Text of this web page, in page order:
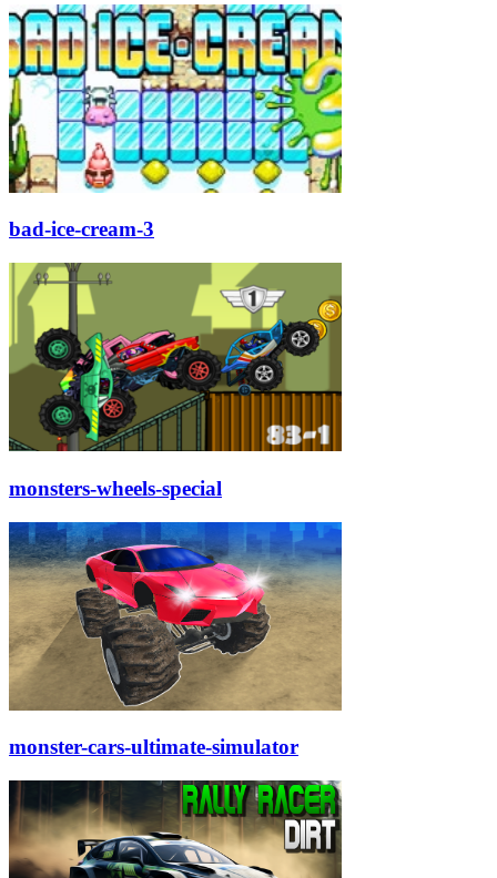
bad-ice-cream-3
monsters-wheels-special
monster-cars-ultimate-simulator